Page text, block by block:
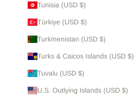
Tunisia (USD $)
Türkiye (USD $)
Turkmenistan (USD $)
Turks & Caicos Islands (USD $)
Tuvalu (USD $)
U.S. Outlying Islands (USD $)